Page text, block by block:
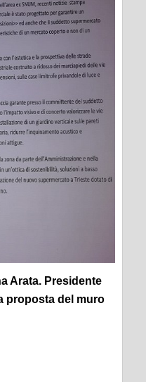
Arata. Presidente
proposta del muro